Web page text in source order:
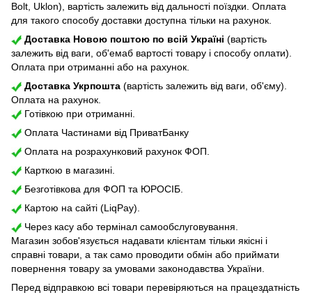
Bolt, Uklon), вартість залежить від дальності поїздки. Оплата
для такого способу доставки доступна тільки на рахунок.
Доставка Новою поштою по всій Україні (вартість
залежить від ваги, об'емаб вартості товару і способу оплати).
Оплата при отриманні або на рахунок.
Доставка Укрпошта (вартість залежить від ваги, об'єму).
Оплата на рахунок.
Готівкою при отриманні.
Оплата Частинами від ПриватБанку
Оплата на розрахунковий рахунок ФОП.
Карткою в магазині.
Безготівкова для ФОП та ЮРОСІБ.
Картою на сайті (LiqPay).
Через касу або термінал самообслуговування.
Магазин зобов'язується надавати клієнтам тільки якісні і
справні товари, а так само проводити обмін або приймати
повернення товару за умовами законодавства України.
Перед відправкою всі товари перевіряються на працездатність